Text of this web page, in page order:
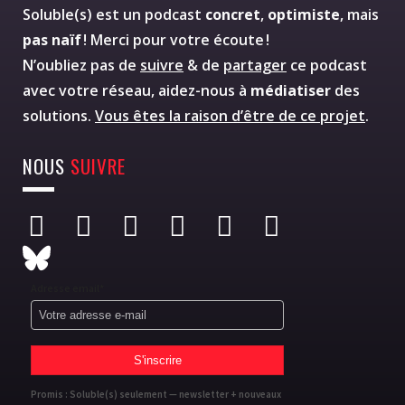
Soluble(s) est un podcast concret, optimiste, mais
pas naïf! Merci pour votre écoute !
N’oubliez pas de suivre & de partager ce podcast
avec votre réseau, aidez-nous à médiatiser des
solutions. Vous êtes la raison d’être de ce projet.
NOUS SUIVRE
Promis : Soluble(s) seulement — newsletter + nouveaux